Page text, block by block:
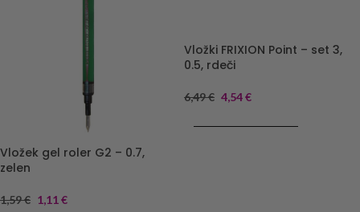
Vložek gel roler G2 – 0.7,
zelen
1,59€ 1,11€
Vložki FRIXION Point – set 3,
0.5, rdeči
6,49€ 4,54€